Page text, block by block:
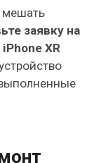
мешать
заявку на
XR